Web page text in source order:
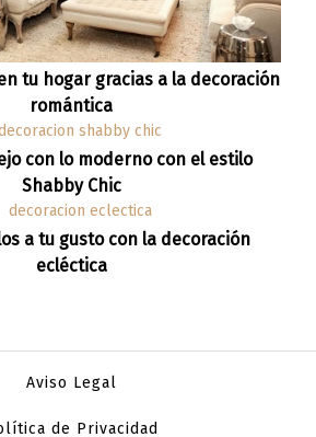
tu hogar gracias a la decoración
romántica
con lo moderno con el estilo
Shabby Chic
a tu gusto con la decoración
ecléctica
Aviso Legal
de Privacidad